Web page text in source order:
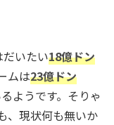
いたい18億ドン
ムは23億ドン
ようです。そりゃ
、現状何も無いか